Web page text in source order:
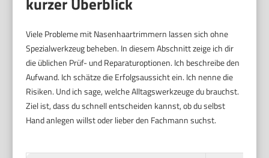
Viele Probleme mit Nasenhaartrimmern lassen sich ohne
Spezialwerkzeug beheben. In diesem Abschnitt zeige ich dir
die üblichen Prüf- und Reparaturoptionen. Ich beschreibe den
Aufwand. Ich schätze die Erfolgsaussicht ein. Ich nenne die
Risiken. Und ich sage, welche Alltagswerkzeuge du brauchst.
Ziel ist, dass du schnell entscheiden kannst, ob du selbst
Hand anlegen willst oder lieber den Fachmann suchst.